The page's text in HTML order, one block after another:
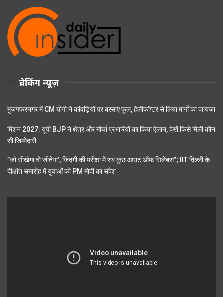
ब्रेकिंग न्यूज़
मुजफ्फरनगर में CM योगी ने कांवड़ियों पर बरसाए फूल, हेलीकॉप्टर से लिया मार्गों का जायजा
मिशन 2027: यूपी BJP ने क्षेत्र और मोर्चा प्रभारियों का किया ऐलान, देखें किसे मिली कौन
सी जिम्मेदारी
”जो सीखेगा वो जीतेगा’, जिंदगी की परीक्षा में सब कुछ आउट ऑफ सिलेबस”; IIT दिल्ली के
दीक्षांत समारोह में युवाओं को PM मोदी का संदेश